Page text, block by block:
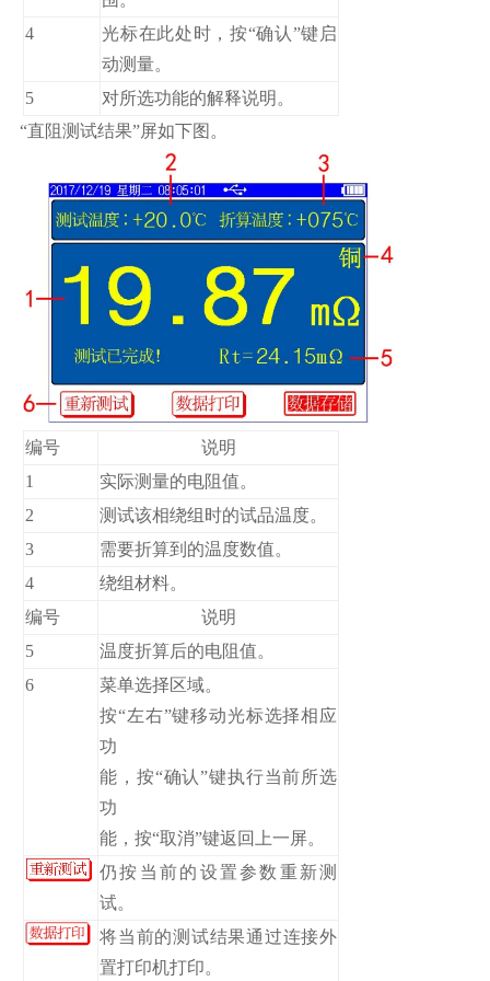
4
光标在此处时，按“确认”键启
动测量。
5
对所选功能的解释说明。
“直阻测试结果”屏如下图。
编号
说明
1
实际测量的电阻值。
2
测试该相绕组时的试品温度。
3
需要折算到的温度数值。
4
绕组材料。
编号
说明
5
温度折算后的电阻值。
6
菜单选择区域。
按“左右”键移动光标选择相应
功
能，按“确认”键执行当前所选
功
能，按“取消”键返回上一屏。
仍按当前的设置参数重新测
试。
将当前的测试结果通过连接外
置打印机打印。